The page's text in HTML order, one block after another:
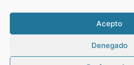
Acepto
Denegado